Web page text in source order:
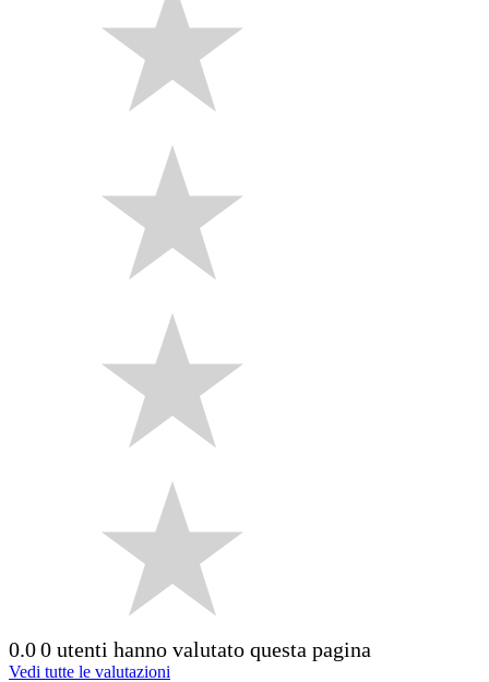
0.00 utenti hanno valutato questa pagina
Vedi tutte le valutazioni